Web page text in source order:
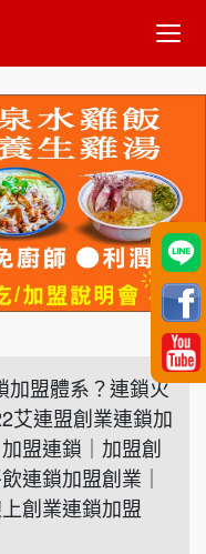
加盟體系？連鎖火
艾連盟創業連鎖加
盟連鎖｜加盟創
連鎖加盟創業｜
創業連鎖加盟